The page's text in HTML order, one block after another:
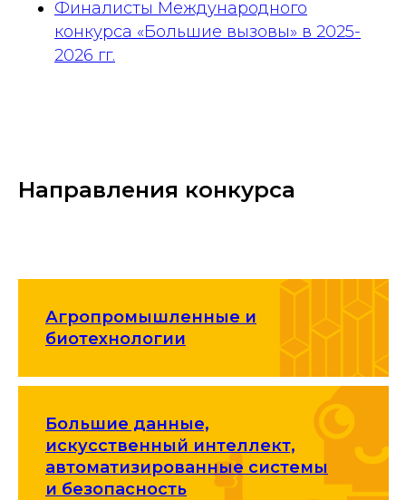
Финалисты Международного
конкурса «Большие вызовы» в 2025-
2026 гг.
Направления конкурса
Агропромышленные и
биотехнологии
Большие данные,
искусственный интеллект,
автоматизированные системы
и безопасность